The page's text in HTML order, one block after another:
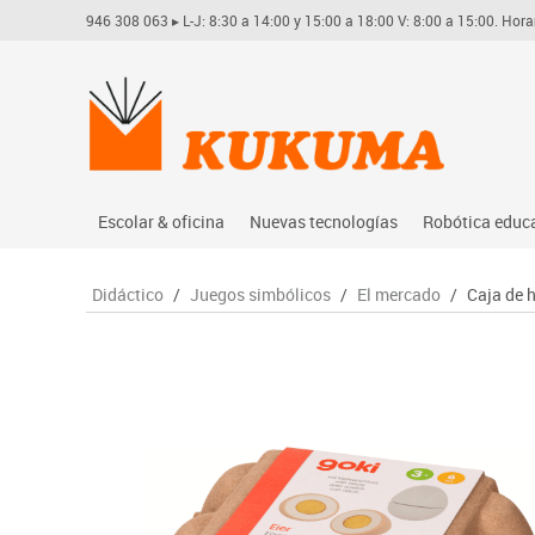
946 308 063 ▸ L-J: 8:30 a 14:00 y 15:00 a 18:00 V: 8:00 a 15:00.
Escolar & oficina
Archivo
Manualidades
Material escolar
Nuevas tecnologías
Audio
Videoconferencia
Videoproyección
Robótica
Arduino
Didáctico / Juegos simbólicos / El mercado / Caja de